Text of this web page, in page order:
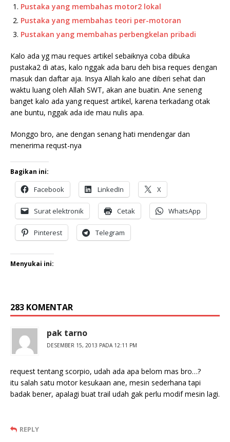
Pustaka yang membahas motor2 lokal
Pustaka yang membahas teori per-motoran
Pustakan yang membahas perbengkelan pribadi
Kalo ada yg mau reques artikel sebaiknya coba dibuka
pustaka2 di atas, kalo nggak ada baru deh bisa reques dengan
masuk dan daftar aja. Insya Allah kalo ane diberi sehat dan
waktu luang oleh Allah SWT, akan ane buatin. Ane seneng
banget kalo ada yang request artikel, karena terkadang otak
ane buntu, nggak ada ide mau nulis apa.
Monggo bro, ane dengan senang hati mendengar dan
menerima requst-nya
Bagikan ini:
Facebook LinkedIn X
Surat elektronik Cetak WhatsApp
Pinterest Telegram
Menyukai ini:
283 KOMENTAR
pak tarno
DESEMBER 15, 2013 PADA 12:11 PM
request tentang scorpio, udah ada apa belom mas bro…?
itu salah satu motor kesukaan ane, mesin sederhana tapi
badak bener, apalagi buat trail udah gak perlu modif mesin lagi.
REPLY